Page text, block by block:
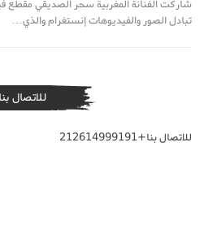
شاركت الفنانة المغربية سحر الصديقي مقطع
تبادل الصور والفيديوهات إنستغرام والذي…
للاتصال بنا
للاتصال بنا+212614999191